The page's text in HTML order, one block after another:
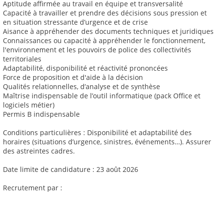
Aptitude affirmée au travail en équipe et transversalité
Capacité à travailler et prendre des décisions sous pression et
en situation stressante d’urgence et de crise
Aisance à appréhender des documents techniques et juridiques
Connaissances ou capacité à appréhender le fonctionnement,
l'environnement et les pouvoirs de police des collectivités
territoriales
Adaptabilité, disponibilité et réactivité prononcées
Force de proposition et d'aide à la décision
Qualités relationnelles, d’analyse et de synthèse
Maîtrise indispensable de l’outil informatique (pack Office et
logiciels métier)
Permis B indispensable
Conditions particulières : Disponibilité et adaptabilité des
horaires (situations d’urgence, sinistres, événements…). Assurer
des astreintes cadres.
Date limite de candidature : 23 août 2026
Recrutement par :